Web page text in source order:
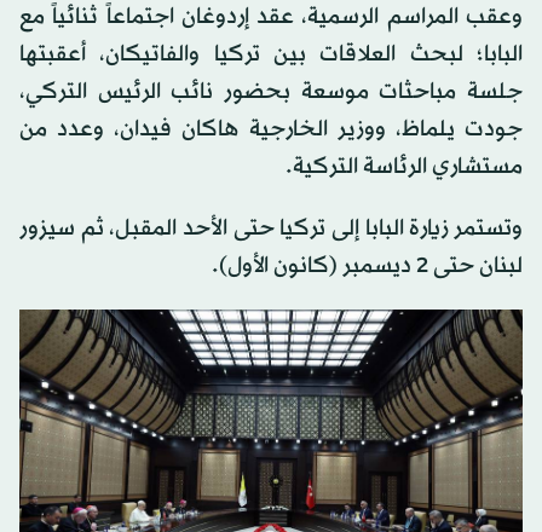
وعقب المراسم الرسمية، عقد إردوغان اجتماعاً ثنائياً مع
البابا؛ لبحث العلاقات بين تركيا والفاتيكان، أعقبتها
جلسة مباحثات موسعة بحضور نائب الرئيس التركي،
جودت يلماظ، ووزير الخارجية هاكان فيدان، وعدد من
مستشاري الرئاسة التركية.
وتستمر زيارة البابا إلى تركيا حتى الأحد المقبل، ثم سيزور
لبنان حتى 2 ديسمبر (كانون الأول).